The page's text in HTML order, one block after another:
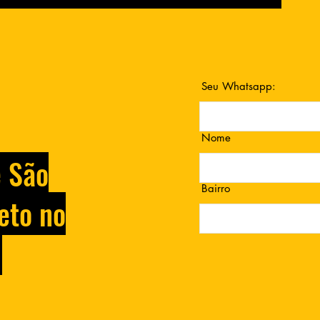
no
Seu Whatsapp:
Nome
Bairro